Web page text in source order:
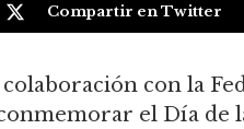
Compartir en Twitter
con la
el Día de